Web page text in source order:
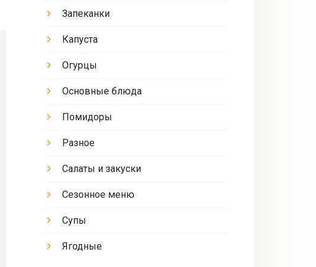
Запеканки
Капуста
Огурцы
Основные блюда
Помидоры
Разное
Салаты и закуски
Сезонное меню
Супы
Ягодные